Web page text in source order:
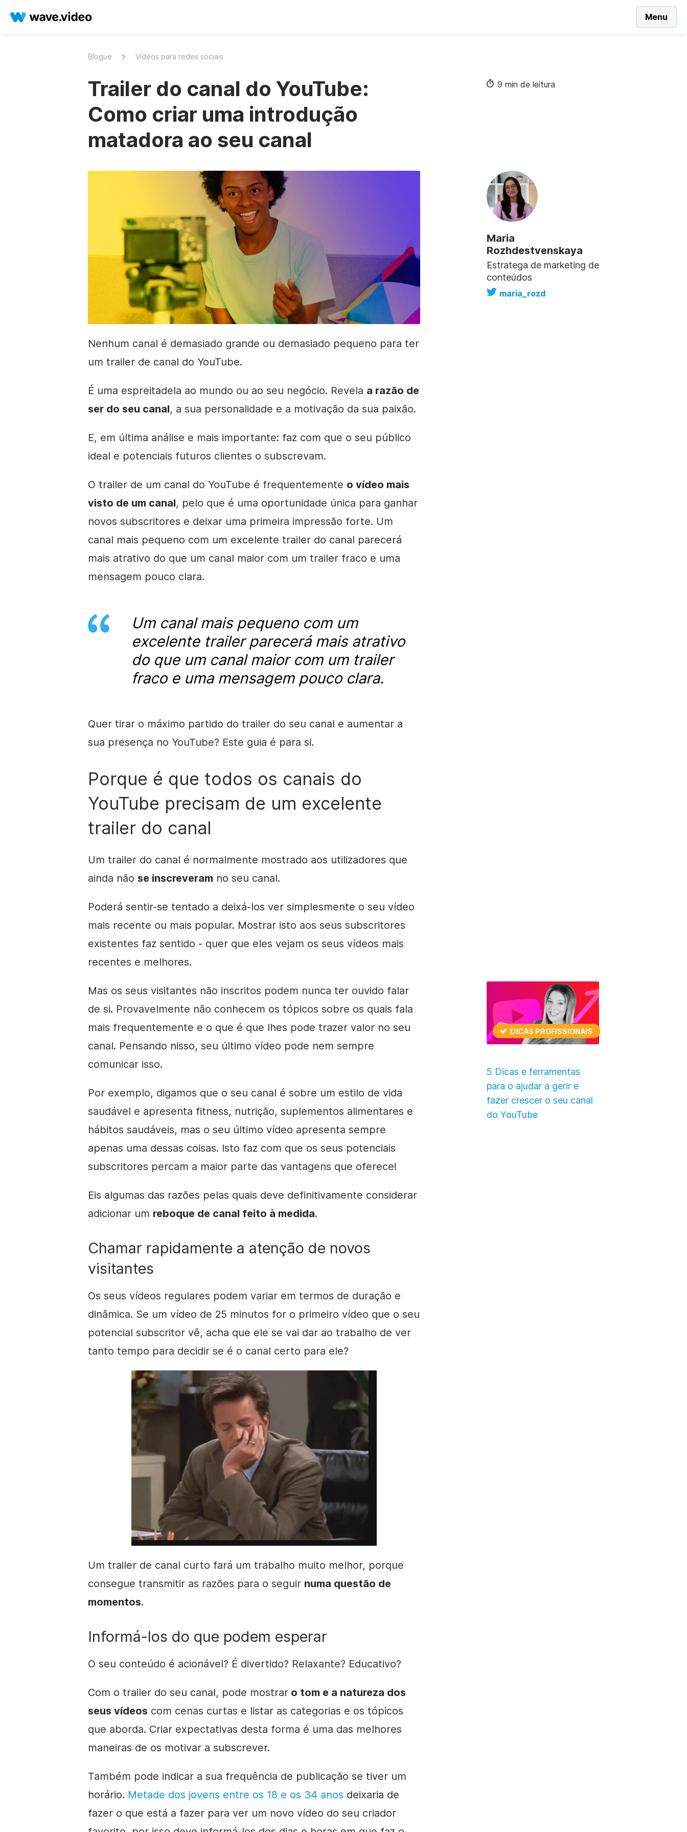
Menu
Blogue Vídeos para redes sociais
Trailer do canal do YouTube:
Como criar uma introdução
matadora ao seu canal
9 min de leitura
Maria
Rozhdestvenskaya
Estratega de marketing de
conteúdos
maria_rozd
Nenhum canal é demasiado grande ou demasiado pequeno para ter
um trailer de canal do YouTube.
É uma espreitadela ao mundo ou ao seu negócio. Revela a razão de
ser do seu canal, a sua personalidade e a motivação da sua paixão.
E, em última análise e mais importante: faz com que o seu público
ideal e potenciais futuros clientes o subscrevam.
O trailer de um canal do YouTube é frequentemente o vídeo mais
visto de um canal, pelo que é uma oportunidade única para ganhar
novos subscritores e deixar uma primeira impressão forte. Um
canal mais pequeno com um excelente trailer do canal parecerá
mais atrativo do que um canal maior com um trailer fraco e uma
mensagem pouco clara.
Um canal mais pequeno com um
excelente trailer parecerá mais atrativo
do que um canal maior com um trailer
fraco e uma mensagem pouco clara.
Quer tirar o máximo partido do trailer do seu canal e aumentar a
sua presença no YouTube? Este guia é para si.
Porque é que todos os canais do
YouTube precisam de um excelente
trailer do canal
Um trailer do canal é normalmente mostrado aos utilizadores que
ainda não se inscreveram no seu canal.
Poderá sentir-se tentado a deixá-los ver simplesmente o seu vídeo
mais recente ou mais popular. Mostrar isto aos seus subscritores
existentes faz sentido - quer que eles vejam os seus vídeos mais
recentes e melhores.
DICAS PROFISSIONAIS
5 Dicas e ferramentas
para o ajudar a gerir e
fazer crescer o seu canal
do YouTube
Mas os seus visitantes não inscritos podem nunca ter ouvido falar
de si. Provavelmente não conhecem os tópicos sobre os quais fala
mais frequentemente e o que é que lhes pode trazer valor no seu
canal. Pensando nisso, seu último vídeo pode nem sempre
comunicar isso.
Por exemplo, digamos que o seu canal é sobre um estilo de vida
saudável e apresenta fitness, nutrição, suplementos alimentares e
hábitos saudáveis, mas o seu último vídeo apresenta sempre
apenas uma dessas coisas. Isto faz com que os seus potenciais
subscritores percam a maior parte das vantagens que oferece!
Eis algumas das razões pelas quais deve definitivamente considerar
adicionar um reboque de canal feito à medida.
Chamar rapidamente a atenção de novos
visitantes
Os seus vídeos regulares podem variar em termos de duração e
dinâmica. Se um vídeo de 25 minutos for o primeiro vídeo que o seu
potencial subscritor vê, acha que ele se vai dar ao trabalho de ver
tanto tempo para decidir se é o canal certo para ele?
Um trailer de canal curto fará um trabalho muito melhor, porque
consegue transmitir as razões para o seguir numa questão de
momentos.
Informá-los do que podem esperar
O seu conteúdo é acionável? É divertido? Relaxante? Educativo?
Com o trailer do seu canal, pode mostrar o tom e a natureza dos
seus vídeos com cenas curtas e listar as categorias e os tópicos
que aborda. Criar expectativas desta forma é uma das melhores
maneiras de os motivar a subscrever.
Também pode indicar a sua frequência de publicação se tiver um
horário. Metade dos jovens entre os 18 e os 34 anos deixaria de
fazer o que está a fazer para ver um novo vídeo do seu criador